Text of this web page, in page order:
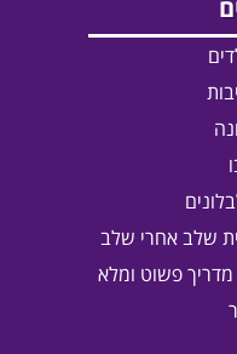
שלב אחרי שלב
מדריך פשוט ומלא